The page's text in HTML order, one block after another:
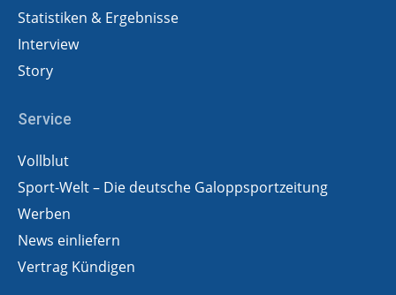
Statistiken & Ergebnisse
Interview
Story
Service
Vollblut
Sport-Welt – Die deutsche Galoppsportzeitung
Werben
News einliefern
Vertrag Kündigen